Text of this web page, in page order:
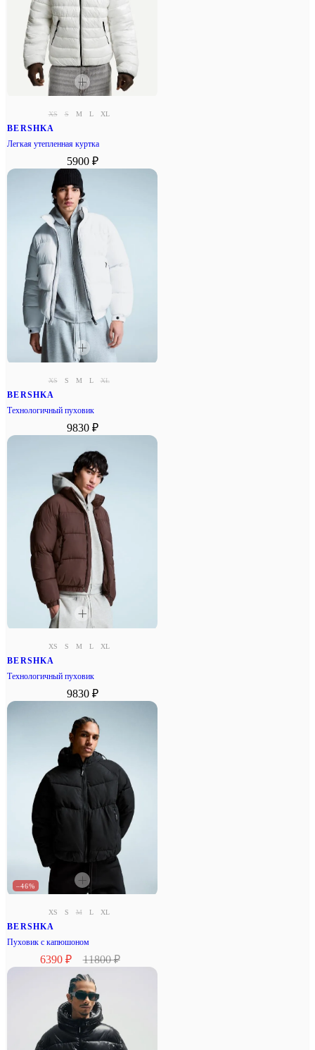
XS S M L XL
BERSHKA
Легкая утепленная куртка
5900 ₽
XS S M L XL
BERSHKA
Технологичный пуховик
9830 ₽
XS S M L XL
BERSHKA
Технологичный пуховик
9830 ₽
–46%
XS S M L XL
BERSHKA
Пуховик с капюшоном
6390 ₽ 11800 ₽